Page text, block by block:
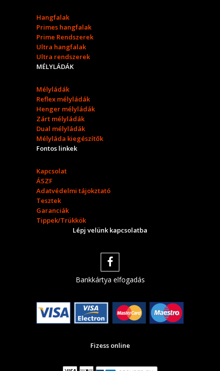
Hangfalak
Primes hangfalak
Prime Rendszerek
Ultra hangfalak
Ultra rendszerek
MÉLYLÁDÁK
Mélyládák
Reflex mélyládák
Henger mélyládák
Zárt mélyládák
Dual mélyládák
Mélyláda kiegészítők
Fontos linkek
Kapcsolat
ÁSZF
Adatvédelmi tájokztató
Tesztek
Garanciák
Tippek/Trükkök
Lépj velünk kapcsolatba
Bankkártya elfogadás
Fizess online